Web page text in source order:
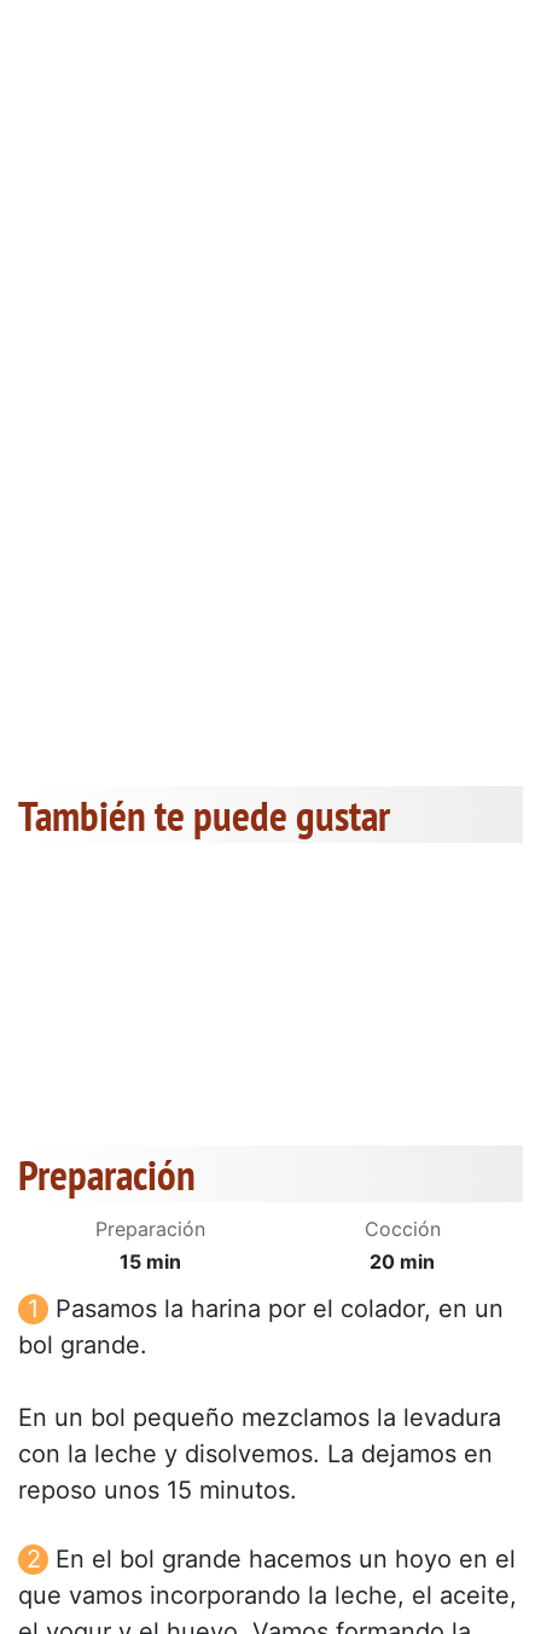
También te puede gustar
Preparación
Preparación
15 min
Cocción
20 min
Pasamos la harina por el colador, en un
bol grande.
En un bol pequeño mezclamos la levadura
con la leche y disolvemos. La dejamos en
reposo unos 15 minutos.
En el bol grande hacemos un hoyo en el
que vamos incorporando la leche, el aceite,